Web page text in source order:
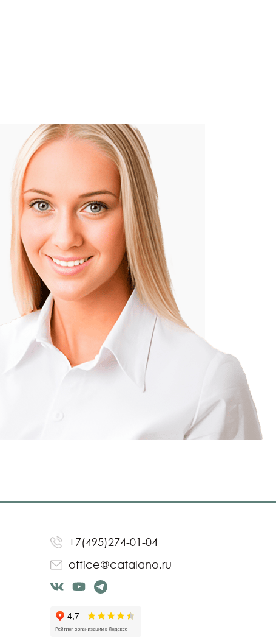
+7(495)274-01-04
office@catalano.ru